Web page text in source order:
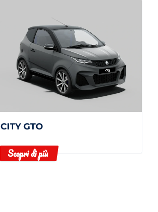
CITY GTO
Scopri di più